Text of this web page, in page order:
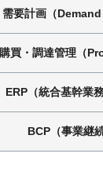
需要計画（
購買・調達管理（
ERP（統合基幹業
BCP（事業継